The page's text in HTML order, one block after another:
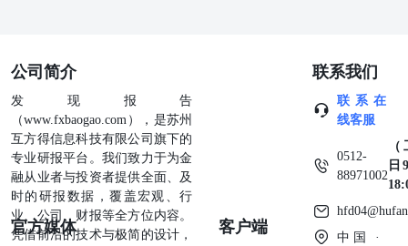
公司简介
发现报告
（www.fxbaogao.com），是苏州
互方得信息科技有限公司旗下的
专业研报平台。我们致力于为金
融从业者与投资者提供全面、及
时的研报数据，覆盖宏观、行
业、公司、财报等全方位内容。
凭借前沿的技术与极简的设计，
官方媒体 客户端
联系我们
联系在
线客服
0512-
88971002
日
中国 ·